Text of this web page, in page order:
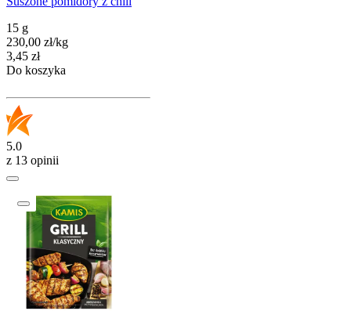
15 g
230,00 zł/kg
Cena
3,45 zł
Do koszyka
5.0
z 13 opinii